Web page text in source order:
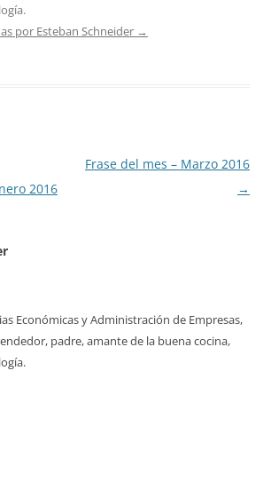
por Esteban Schneider →
2016
Frase del mes – Marzo 2016
→
Económicas y Administración de Empresas,
padre, amante de la buena cocina,